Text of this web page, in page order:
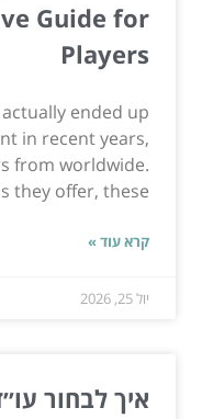
Guide for
Players
ended up
in recent years,
from worldwide.
offer, these...
קרא עוד »
יול 25, 2026
איך לבחור